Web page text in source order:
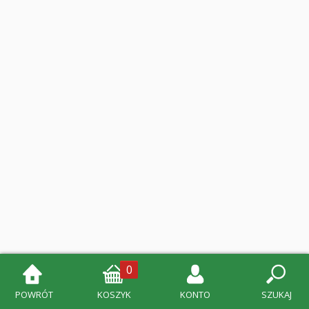
POWRÓT
0
KOSZYK KONTO SZUKAJ